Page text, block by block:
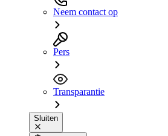
Neem contact op
Pers
Transparantie
Sluiten